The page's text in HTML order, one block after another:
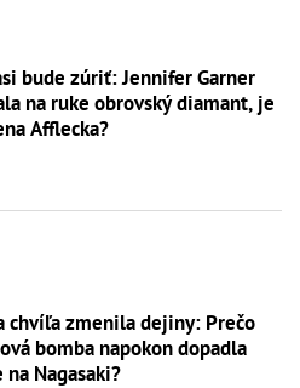
bude zúriť: Jennifer Garner
na ruke obrovský diamant, je
Afflecka?
chvíľa zmenila dejiny: Prečo
bomba napokon dopadla
na Nagasaki?